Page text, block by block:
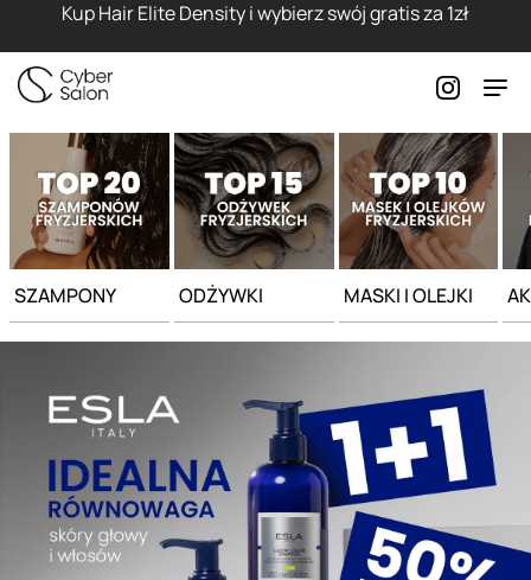
Kup Hair Elite Density i wybierz swój gratis za 1zł
SZAMPONY ODŻYWKI MASKI I OLEJKI
Strona główna - Cyber Salon